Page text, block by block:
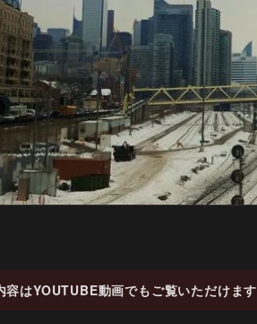
容はYOUTUBE動画でもご覧いただけます